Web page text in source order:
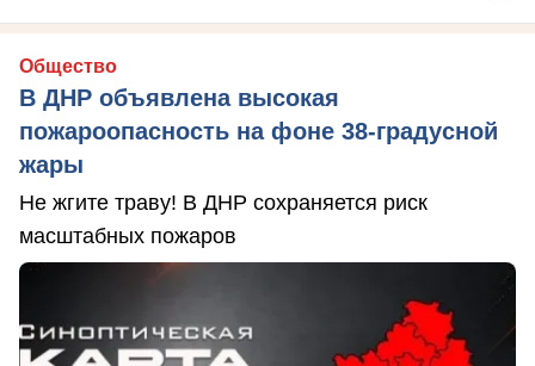
Общество
В ДНР объявлена высокая
пожароопасность на фоне 38-градусной
жары
Не жгите траву! В ДНР сохраняется риск
масштабных пожаров